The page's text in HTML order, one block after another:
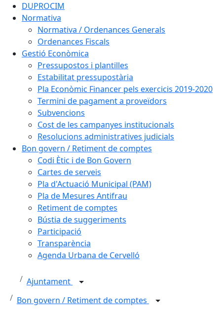
DUPROCIM
Normativa
Normativa / Ordenances Generals
Ordenances Fiscals
Gestió Econòmica
Pressupostos i plantilles
Estabilitat pressupostària
Pla Econòmic Financer pels exercicis 2019-2020
Termini de pagament a proveïdors
Subvencions
Cost de les campanyes institucionals
Resolucions administratives judicials
Bon govern / Retiment de comptes
Codi Ètic i de Bon Govern
Cartes de serveis
Pla d'Actuació Municipal (PAM)
Pla de Mesures Antifrau
Retiment de comptes
Bústia de suggeriments
Participació
Transparència
Agenda Urbana de Cervelló
Ajuntament
Bon govern / Retiment de comptes